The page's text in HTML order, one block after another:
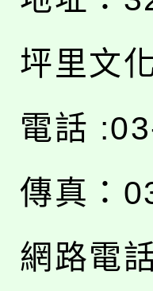
坪里文
電話
傳真：
網路電